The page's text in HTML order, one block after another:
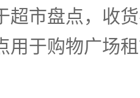
超市盘点，收
用于购物广场